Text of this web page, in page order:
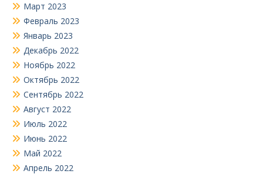
Март 2023
Февраль 2023
Январь 2023
Декабрь 2022
Ноябрь 2022
Октябрь 2022
Сентябрь 2022
Август 2022
Июль 2022
Июнь 2022
Май 2022
Апрель 2022